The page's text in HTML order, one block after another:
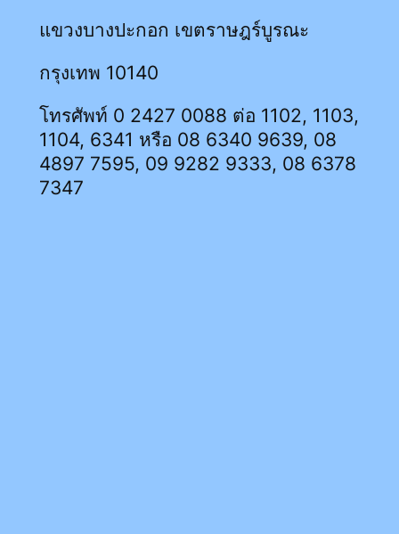
แขวงบางปะกอก เขตราษฎร์บูรณะ
กรุงเทพ 10140
โทรศัพท์ 0 2427 0088 ต่อ 1102, 1103,
1104, 6341 หรือ 08 6340 9639, 08
4897 7595, 09 9282 9333, 08 6378
7347